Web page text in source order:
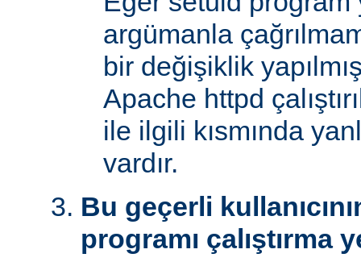
argümanla
bir değişiklik
Apache httpd
ile ilgili kısmında
vardır.
Bu geçerli
programı çalıştırma